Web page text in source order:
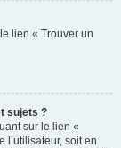
lien « Trouver un
sujets ?
sur le lien «
l’utilisateur, soit en